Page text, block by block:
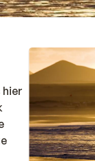
hier